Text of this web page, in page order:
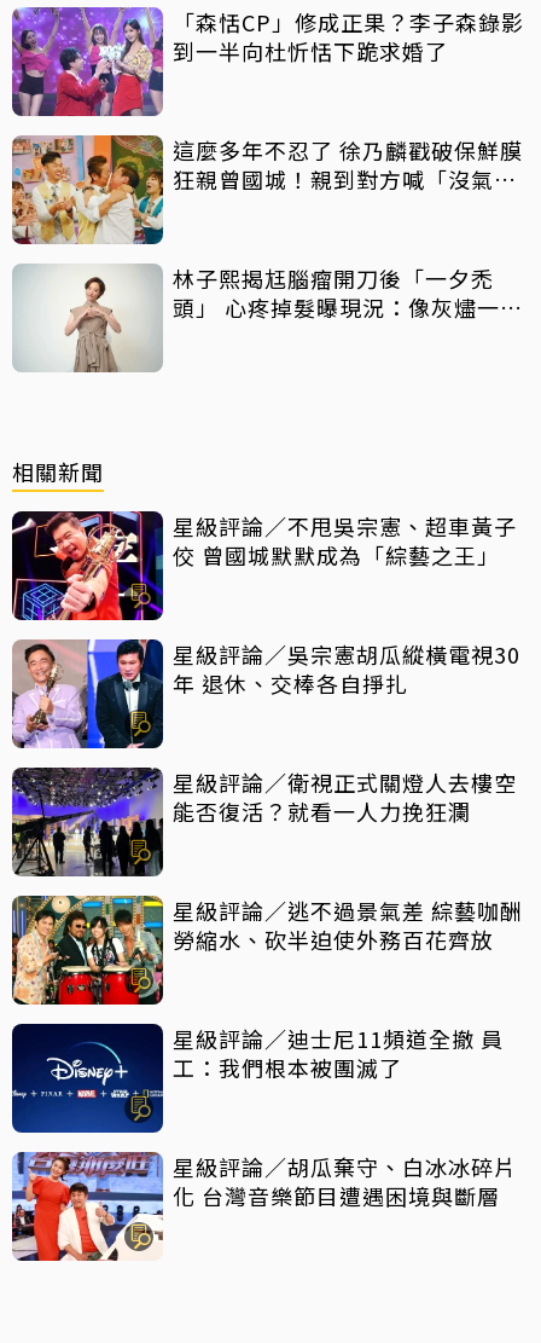
「森恬CP」修成正果？李子森錄影
到一半向杜忻恬下跪求婚了
這麼多年不忍了 徐乃麟戳破保鮮膜
狂親曾國城！親到對方喊「沒氣
林子熙揭尪腦瘤開刀後「一夕禿
頭」 心疼掉髮曝現況：像灰燼一直
相關新聞
星級評論／不甩吳宗憲、超車黃子
佼 曾國城默默成為「綜藝之王」
星級評論／吳宗憲胡瓜縱橫電視30
年 退休、交棒各自掙扎
星級評論／衛視正式關燈人去樓空
能否復活？就看一人力挽狂瀾
星級評論／逃不過景氣差 綜藝咖酬
勞縮水、砍半迫使外務百花齊放
星級評論／迪士尼11頻道全撤 員
工：我們根本被團滅了
星級評論／胡瓜棄守、白冰冰碎片
化 台灣音樂節目遭遇困境與斷層